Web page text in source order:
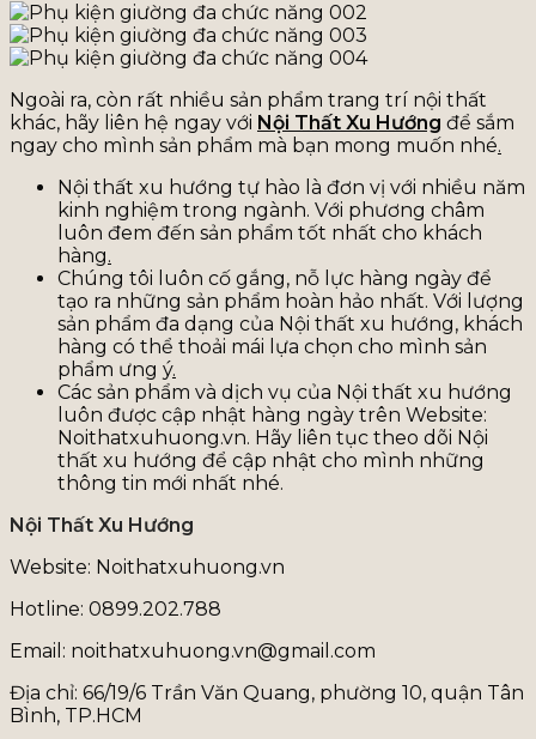
Ngoài ra, còn rất nhiều sản phẩm trang trí nội thất
khác, hãy liên hệ ngay với Nội Thất Xu Hướng để sắm
ngay cho mình sản phẩm mà bạn mong muốn nhé.
Nội thất xu hướng tự hào là đơn vị với nhiều năm
kinh nghiệm trong ngành. Với phương châm
luôn đem đến sản phẩm tốt nhất cho khách
hàng.
Chúng tôi luôn cố gắng, nỗ lực hàng ngày để
tạo ra những sản phẩm hoàn hảo nhất. Với lượng
sản phẩm đa dạng của Nội thất xu hướng, khách
hàng có thể thoải mái lựa chọn cho mình sản
phẩm ưng ý.
Các sản phẩm và dịch vụ của Nội thất xu hướng
luôn được cập nhật hàng ngày trên Website:
Noithatxuhuong.vn. Hãy liên tục theo dõi Nội
thất xu hướng để cập nhật cho mình những
thông tin mới nhất nhé.
Nội Thất Xu Hướng
Website: Noithatxuhuong.vn
Hotline: 0899.202.788
Email: noithatxuhuong.vn@gmail.com
Địa chỉ: 66/19/6 Trần Văn Quang, phường 10, quận Tân
Bình, TP.HCM